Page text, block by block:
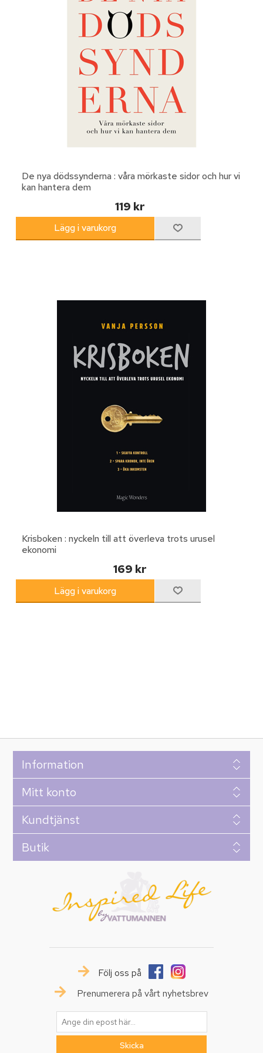
De nya dödssynderna : våra mörkaste sidor och hur vi
kan hantera dem
119 kr
Krisboken : nyckeln till att överleva trots urusel
ekonomi
169 kr
Information
Mitt konto
Kundtjänst
Butik
Följ oss på
Prenumerera på vårt nyhetsbrev